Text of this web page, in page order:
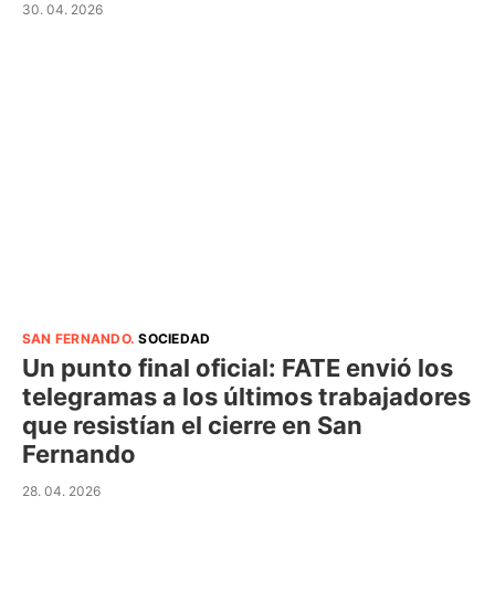
30. 04. 2026
SAN FERNANDO.SOCIEDAD
Un punto final oficial: FATE envió los
telegramas a los últimos trabajadores
que resistían el cierre en San
Fernando
28. 04. 2026